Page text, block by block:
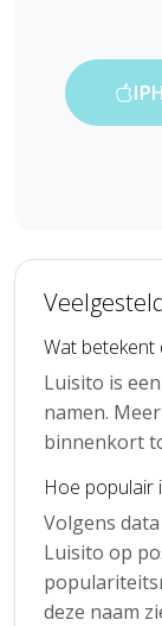
Wat betekent
Luisito is
namen.
binnenkort
Hoe populair
Volgens
Luisito op
deze naam